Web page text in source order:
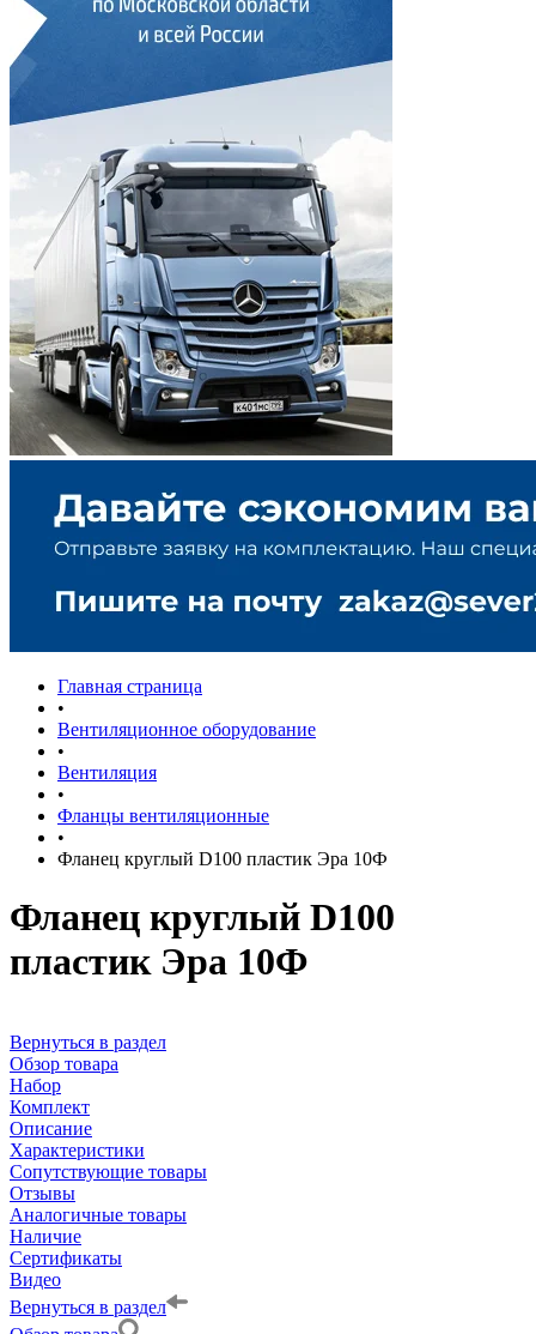
Главная страница
•
Вентиляционное оборудование
•
Вентиляция
•
Фланцы вентиляционные
•
Фланец круглый D100 пластик Эра 10Ф
Фланец круглый D100
пластик Эра 10Ф
Вернуться в раздел
Обзор товара
Набор
Комплект
Описание
Характеристики
Сопутствующие товары
Отзывы
Аналогичные товары
Наличие
Сертификаты
Видео
Вернуться в раздел